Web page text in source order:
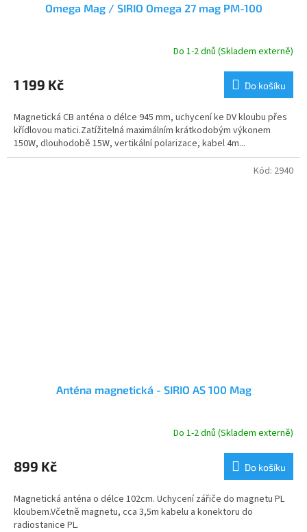
Omega Mag / SIRIO Omega 27 mag PM-100
Do 1-2 dnů (Skladem externě)
1 199 Kč Do košíku
Magnetická CB anténa o délce 945 mm, uchycení ke DV kloubu přes
křídlovou matici.Zatížitelná maximálním krátkodobým výkonem
150W, dlouhodobě 15W, vertikální polarizace, kabel 4m...
Anténa magnetická - SIRIO AS 100 Mag
Do 1-2 dnů (Skladem externě)
899 Kč Do košíku
Magnetická anténa o délce 102cm. Uchycení zářiče do magnetu PL
kloubem.Včetně magnetu, cca 3,5m kabelu a konektoru do
radiostanice PL.
Kód: 2940